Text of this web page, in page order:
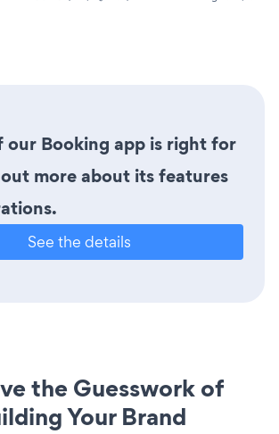
our Booking app is right for
more about its features
See the details
the Guesswork of
Your Brand